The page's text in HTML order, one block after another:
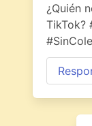
¿Quién
TikTok?